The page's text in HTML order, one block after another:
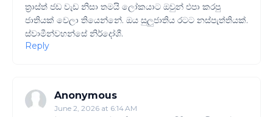
ත්‍රාස්ත් ජඩ වැඩ නිසා තමයි ලෝකයාට ඔවුන් එපා කරපු
ජාතියක් වෙලා තියෙන්නේ. ඔය සුලුජාතිය රටට නස්පැත්තියක්.
ස්වාමීන්වහන්සේ නිර්දෝශී.
Reply
Anonymous
June 2, 2026 at 6:14 AM